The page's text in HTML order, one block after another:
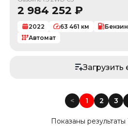
2 984 252 ₽
2022 63 461 км Бензин
Автомат
Загрузить
< 1 2 3
Показаны результаты